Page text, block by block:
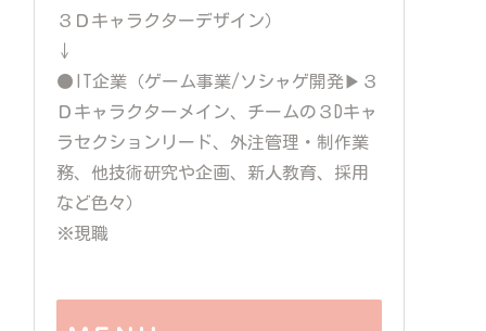
３Ｄキャラクターデザイン）
↓
●IT企業（ゲーム事業/ソシャゲ開発▶３
Ｄキャラクターメイン、チームの３Dキャ
ラセクションリード、外注管理・制作業
務、他技術研究や企画、新人教育、採用
など色々）
※現職